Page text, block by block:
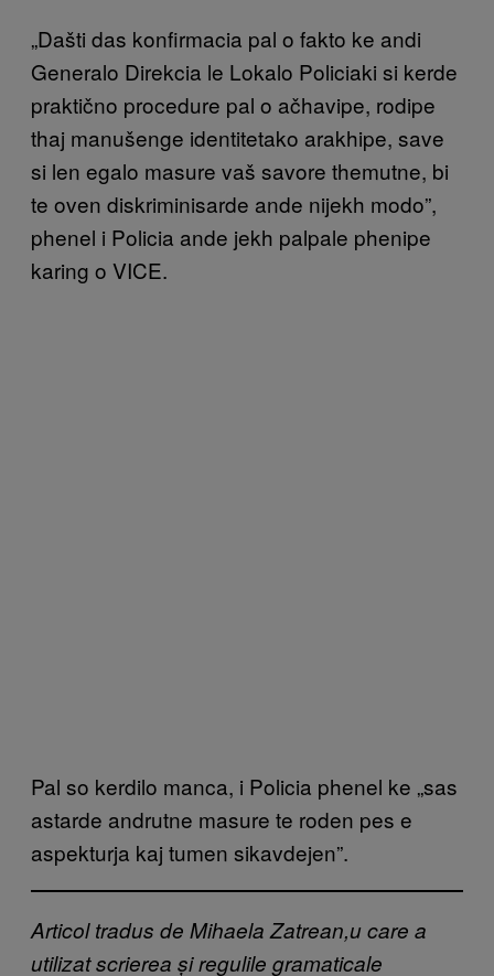
„Dašti das konfirmacia pal o fakto ke andi
Generalo Direkcia le Lokalo Policiaki si kerde
praktično procedure pal o ačhavipe, rodipe
thaj manušenge identitetako arakhipe, save
si len egalo masure vaš savore themutne, bi
te oven diskriminisarde ande nijekh modo”,
phenel i Policia ande jekh palpale phenipe
karing o VICE.
Pal so kerdilo manca, i Policia phenel ke „sas
astarde andrutne masure te roden pes e
aspekturja kaj tumen sikavdejen”.
Articol tradus de Mihaela Zatrean,u care a
utilizat scrierea și regulile gramaticale